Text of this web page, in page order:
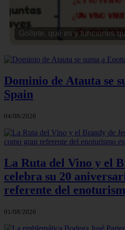
Gollete, qué es y funciones
Dominio de Atauta se
Spain
04/08/2026
La Ruta del Vino y el
celebra su 20
referente del
01/08/2026